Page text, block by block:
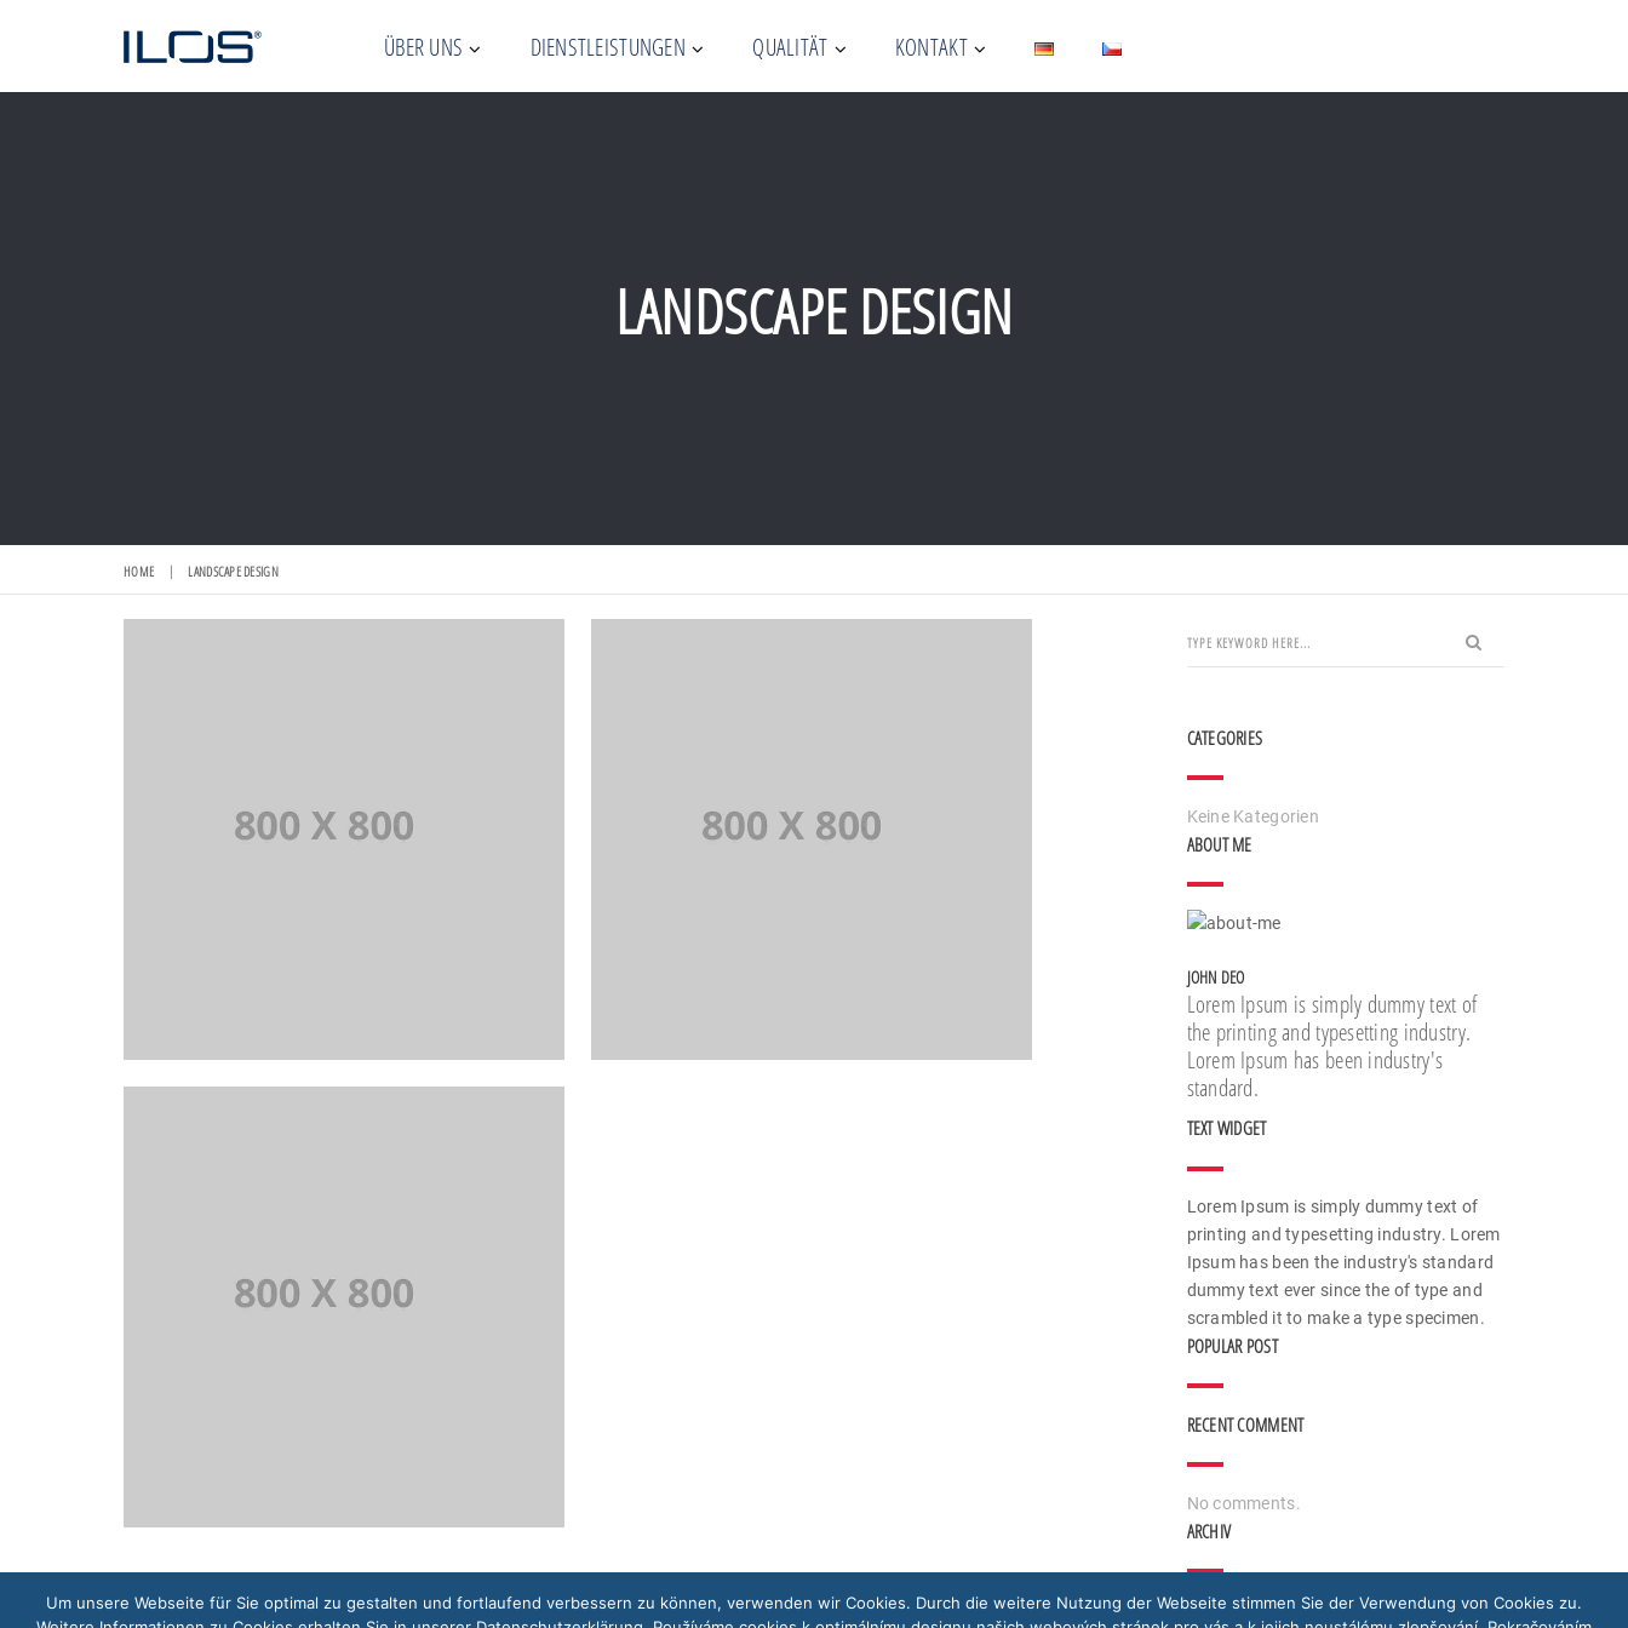
ÜBER UNS DIENSTLEISTUNGEN QUALITÄT KONTAKT
LANDSCAPE DESIGN
HOME LANDSCAPE DESIGN
CATEGORIES
Keine Kategorien
ABOUT ME
JOHN DEO
Lorem Ipsum is simply dummy text of
the printing and typesetting industry.
Lorem Ipsum has been industry's
standard.
TEXT WIDGET
Lorem Ipsum is simply dummy text of
printing and typesetting industry. Lorem
Ipsum has been the industry's standard
dummy text ever since the of type and
scrambled it to make a type specimen.
POPULAR POST
RECENT COMMENT
No comments.
ARCHIV
Um unsere Webseite für Sie optimal zu gestalten und fortlaufend verbessern zu können, verwenden wir Cookies. Durch die weitere Nutzung der Webseite stimmen Sie der Verwendung von Cookies zu.